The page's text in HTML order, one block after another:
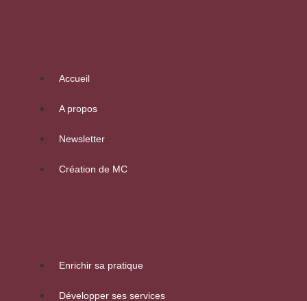
Accueil
A propos
Newsletter
Création de MC
Enrichir sa pratique
Développer ses services